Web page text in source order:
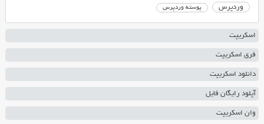
وردپرس پوسته وردپرس
اسکریپت
فری اسکریپت
دانلود اسکریپت
آپلود رایگان فایل
وان اسکریپت